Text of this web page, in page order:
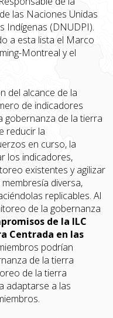
las Naciones Unidas
Indígenas (DNUDPI).
a esta lista el Marco
Montreal y el
del alcance de la
de indicadores
gobernanza de la tierra
reducir la
en curso, la
los indicadores,
existentes y agilizar
diversa,
replicables. Al
de la gobernanza
de la ILC
Centrada en las
podrían
de la tierra
de la tierra
adaptarse a las